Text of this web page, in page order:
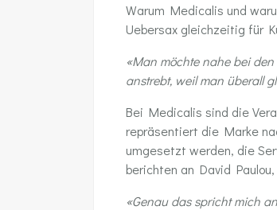
Warum Medicalis und
Uebersax gleichzeitig für
«Man möchte nahe bei
anstrebt, weil man überall
Bei Medicalis sind die
repräsentiert die Marke
umgesetzt werden, die
berichten an David
«Genau das spricht mich